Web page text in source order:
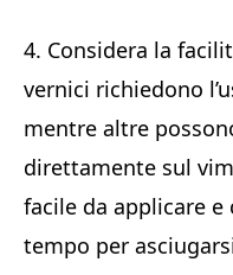
4. Considera la
vernici richiedono
mentre altre
direttamente sul
facile da applicare
tempo per